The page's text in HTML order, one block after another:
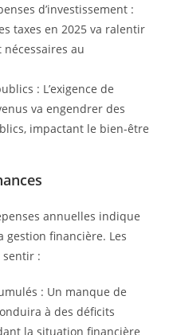
d’investissement :
taxes en 2025 va ralentir
nécessaires au
: L’exigence de
va engendrer des
impactant le bien-être
annuelles indique
gestion financière. Les
:
: Un manque de
à des déficits
la situation financière